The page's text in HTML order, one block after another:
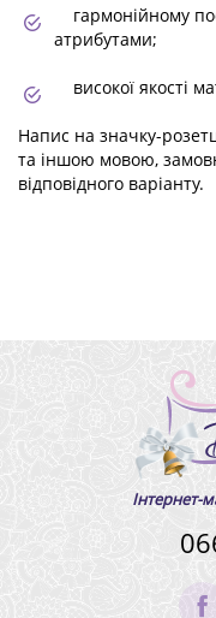
гармонійному
атрибутами;
високої якості
Напис на значку-
та іншою мовою,
відповідного варіанту.
Інтернет-